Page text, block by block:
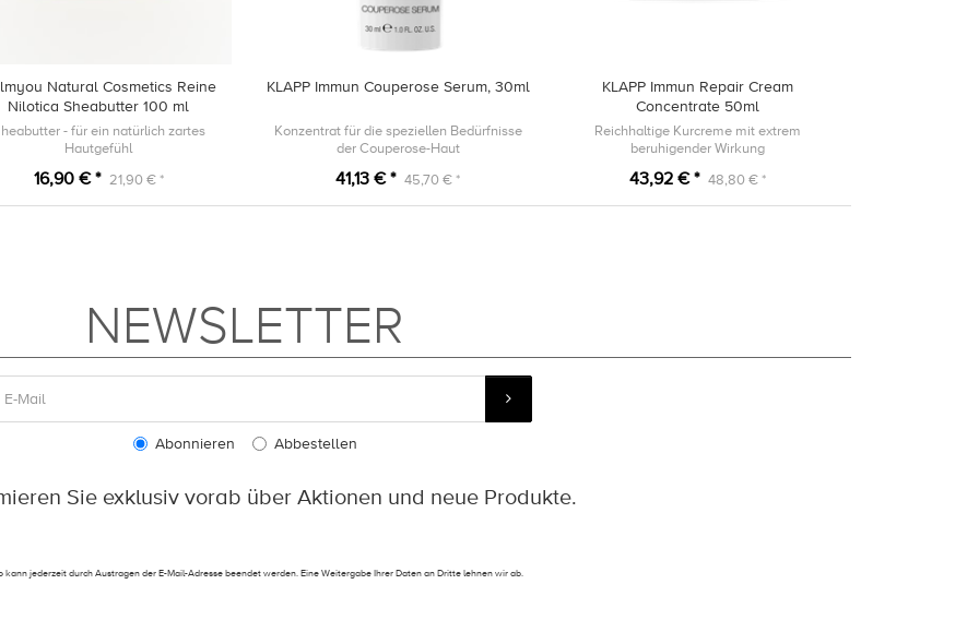
Natural Cosmetics Reine
Nilotica Sheabutter 100 ml
- für ein natürlich zartes
Hautgefühl
16,90 € * 21,90 € *
KLAPP Immun Couperose Serum, 30ml
Konzentrat für die speziellen Bedürfnisse
der Couperose-Haut
41,13 € * 45,70 € *
KLAPP Immun Repair Cream
Concentrate 50ml
Reichhaltige Kurcreme mit extrem
beruhigender Wirkung
43,92 € * 48,80 € *
NEWSLETTER
Abonnieren Abbestellen
Sie exklusiv vorab über Aktionen und neue Produkte.
kann jederzeit durch Austragen der E-Mail-Adresse beendet werden. Eine Weitergabe Ihrer Daten an Dritte lehnen wir ab.